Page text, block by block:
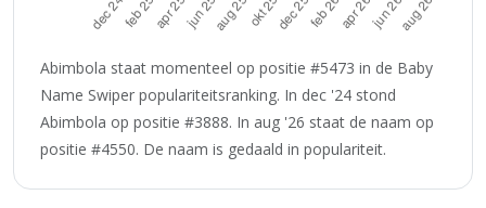
Abimbola staat momenteel op positie #5473 in de Baby
Name Swiper populariteitsranking. In dec '24 stond
Abimbola op positie #3888. In aug '26 staat de naam op
positie #4550. De naam is gedaald in populariteit.